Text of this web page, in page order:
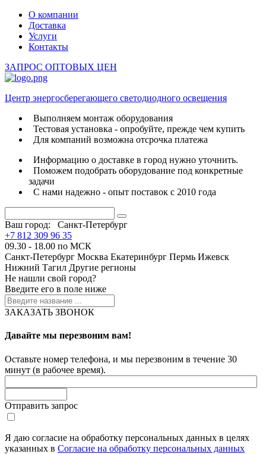
О компании
Доставка
Услуги
Контакты
ЗАПРОС ОПТОВЫХ ЦЕН
Центр энергосберегающего светодиодного освещения
Выполняем монтаж оборудования
Тестовая установка - опробуйте, прежде чем купить
Для компаний возможна отсрочка платежа
Информацию о доставке в город нужно уточнить.
Поможем подобрать оборудование под конкретные
задачи
С нами надежно - опыт поставок с 2010 года
Ваш город:
Санкт-Петербург
+7 812 309 96 35
09.30 - 18.00 по МСК
Санкт-Петербург Москва Екатеринбург Пермь Ижевск
Нижний Тагил Другие регионы
Не нашли свой город?
Введите его в поле ниже
ЗАКАЗАТЬ ЗВОНОК
Давайте мы перезвоним вам!
Оставьте номер телефона, и мы перезвоним в течение 30
минут (в рабочее время).
Отправить запрос
Я даю согласие на обработку персональных данных в целях
указанных в Согласие на обработку персональных данных